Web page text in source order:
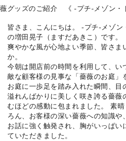
薇グッズのご紹介 《 -プチ-メゾン・
皆さま、こんにちは。 -プチ-メゾン
の増田晃子（ますだあきこ）です。
爽やかな風が心地よい季節、皆さま
か。
今朝は開店前の時間を利用して、い
敵な顧客様の見事な「薔薇のお庭」
お庭に一歩足を踏み入れた瞬間、目
溢れんばかりに美しく咲き誇る薔
むほどの感動に包まれました。 素
ろん、お客様の深い薔薇への知識や
お話に強く触発され、胸がいっぱい
ていただきました。